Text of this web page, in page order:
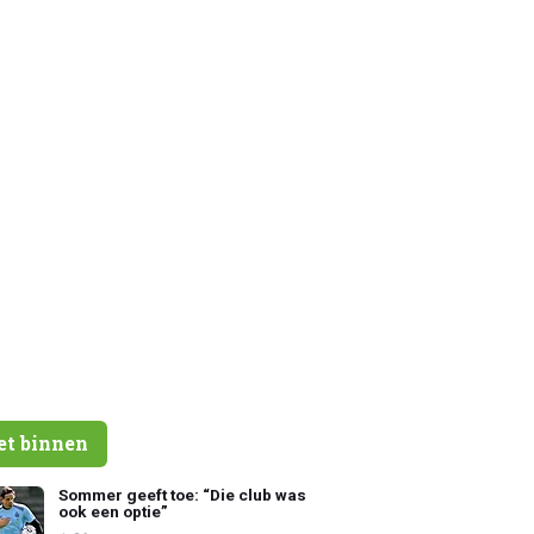
binnen
Sommer geeft toe: “Die club was
ook een optie”